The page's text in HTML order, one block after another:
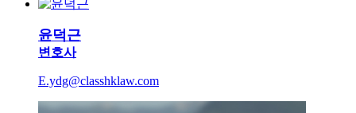
윤덕근
변호사
E.ydg@classhklaw.com